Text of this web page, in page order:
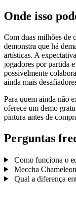
Onde isso
Com duas milhões de
demonstra que há
artísticas. A
jogadores por partida
possivelmente
ainda mais
Para quem ainda não
oferece um demo
pintura antes de
Perguntas
Como funciona o
Meccha
Qual a diferença